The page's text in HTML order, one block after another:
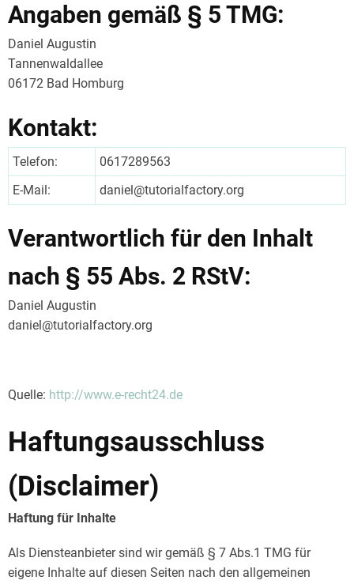
Angaben gemäß § 5 TMG:
Daniel Augustin
Tannenwaldallee
06172 Bad Homburg
Kontakt:
Telefon:
0617289563
E-Mail:
daniel@tutorialfactory.org
Verantwortlich für den Inhalt
nach § 55 Abs. 2 RStV:
Daniel Augustin
daniel@tutorialfactory.org
Quelle: http://www.e-recht24.de
Haftungsausschluss
(Disclaimer)
Haftung für Inhalte
Als Diensteanbieter sind wir gemäß § 7 Abs.1 TMG für
eigene Inhalte auf diesen Seiten nach den allgemeinen